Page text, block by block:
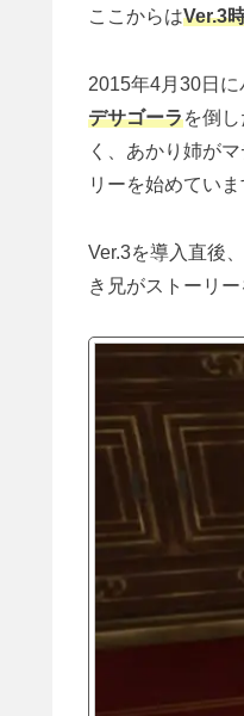
ここからはVer.3
2015年4月30日
デサゴーラを倒
く、あかり姉が
リーを始めていま
Ver.3を導入直後
き兄がストーリ